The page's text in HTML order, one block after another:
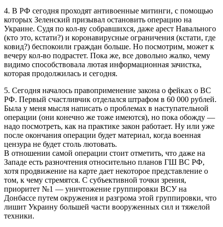
4. В РФ сегодня проходят антивоенные митинги, с помощью
которых Зеленский призывал остановить операцию на
Украине. Судя по кол-ву собравшихся, даже арест Навального
(кто это, кстати?) и коронавирусные ограничения (кстати, где
ковид?) беспокоили граждан больше. Но посмотрим, может к
вечеру кол-во подрастет. Пока же, все довольно жалко, чему
видимо способствовала лютая информационная зачистка,
которая продолжилась и сегодня.
5. Сегодня началось правоприменение закона о фейках о ВС
РФ. Первый счастливчик отделался штрафом в 60 000 рублей.
Была у меня мысля написать о проблемах в наступательной
операции (они конечно же тоже имеются), но пока обожду —
надо посмотреть, как на практике закон работает. Ну или уже
после окончания операции будет материал, когда военная
цензура не будет столь лютовать.
В отношении самой операции стоит отметить, что даже на
Западе есть разночтения относительно планов ГШ ВС РФ,
хотя продвижение на карте дает некоторое представление о
том, к чему стремятся. С субъективной точки зрения,
приоритет №1 — уничтожение группировки ВСУ на
Донбассе путем окружения и разгрома этой группировки, что
лишит Украину большей части вооруженных сил и тяжелой
техники.